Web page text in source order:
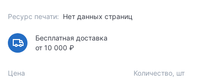
Ресурс печати: Нет данных страниц
Бесплатная доставка
от 10 000 ₽
Цена Количество, шт